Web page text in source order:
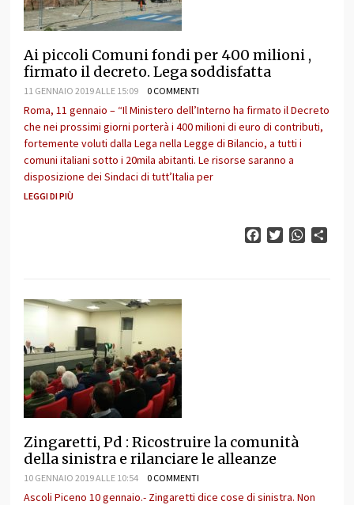
Ai piccoli Comuni fondi per 400 milioni ,
firmato il decreto. Lega soddisfatta
11 GENNAIO 2019 ALLE 15:09 0 COMMENTI
Roma, 11 gennaio – “Il Ministero dell’Interno ha firmato il Decreto
che nei prossimi giorni porterà i 400 milioni di euro di contributi,
fortemente voluti dalla Lega nella Legge di Bilancio, a tutti i
comuni italiani sotto i 20mila abitanti. Le risorse saranno a
disposizione dei Sindaci di tutt’Italia per
LEGGI DI PIÙ
FacebookTwitter
Zingaretti, Pd : Ricostruire la comunità
della sinistra e rilanciare le alleanze
10 GENNAIO 2019 ALLE 10:54 0 COMMENTI
Ascoli Piceno 10 gennaio.- Zingaretti dice cose di sinistra. Non